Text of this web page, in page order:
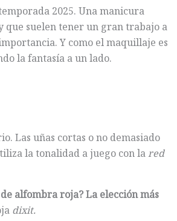
2025. Una manicura
que suelen tener un gran trabajo a
Y como el maquillaje es
la fantasía a un lado.
Las uñas cortas o no demasiado
la tonalidad a juego con lared
alfombra roja? La elección más
dixit.